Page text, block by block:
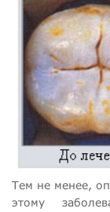
Тем не менее,
этому